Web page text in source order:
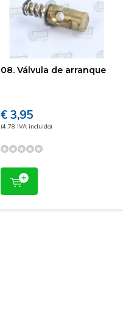
08. Válvula de arranque
€ 3,95
(4,78 IVA incluido)